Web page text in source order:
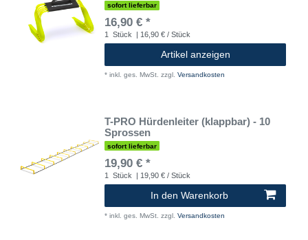
sofort lieferbar
16,90 € *
1 Stück | 16,90 € / Stück
Artikel anzeigen
* inkl. ges. MwSt. zzgl. Versandkosten
T-PRO Hürdenleiter (klappbar) - 10
Sprossen
sofort lieferbar
19,90 € *
1 Stück | 19,90 € / Stück
In den Warenkorb
* inkl. ges. MwSt. zzgl. Versandkosten